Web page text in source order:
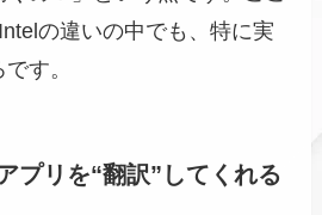
の違いの中でも、特に実
す。
プリを“翻訳”してくれる